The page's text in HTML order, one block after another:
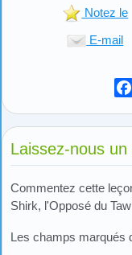
Notez le
E-mail
Laissez-nous
Commentez cette
Shirk, l'Opposé du
Les champs marqués